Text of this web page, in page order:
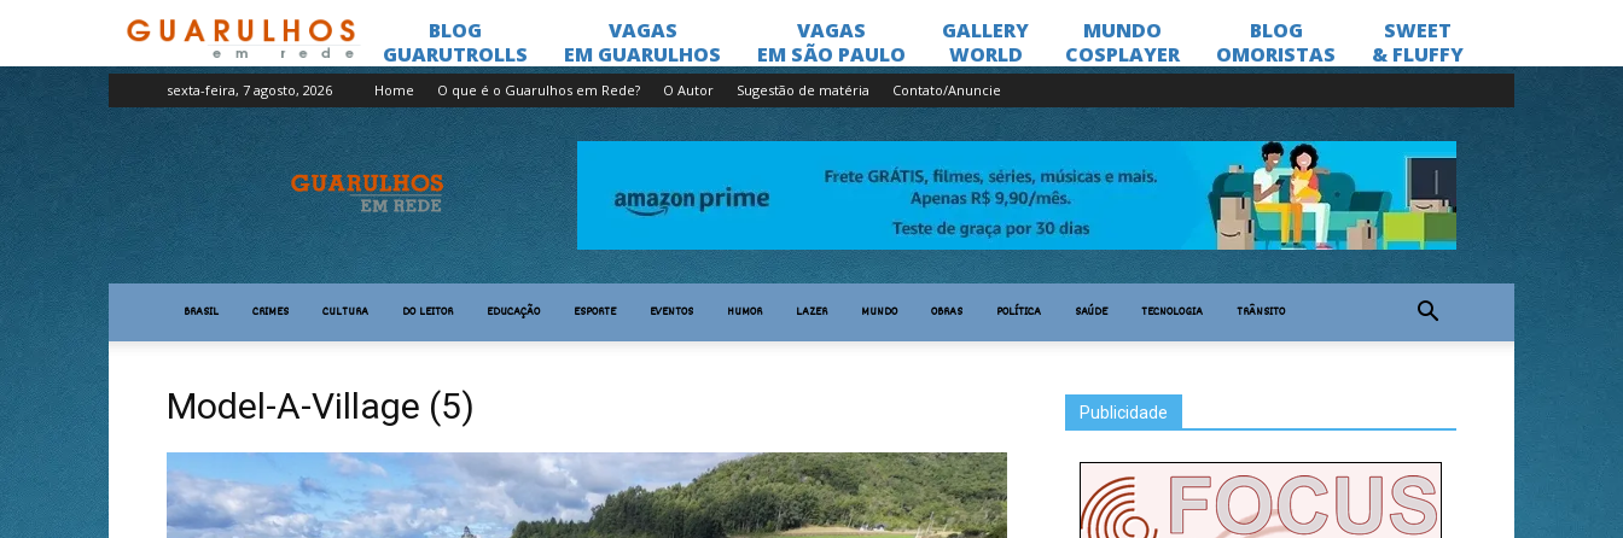
sexta-feira, 7 agosto, 2026 Home O que é o Guarulhos em Rede? O Autor Sugestão de matéria Contato/Anuncie
Guarulhos
em
Rede
BRASIL CRIMES CULTURA DO LEITOR EDUCAÇÃO ESPORTE EVENTOS HUMOR LAZER MUNDO OBRAS POLÍTICA SAÚDE TECNOLOGIA TRÂNSITO
Model-A-Village (5) Publicidade